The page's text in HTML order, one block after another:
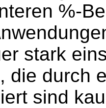
%-
stark
die durch
sind